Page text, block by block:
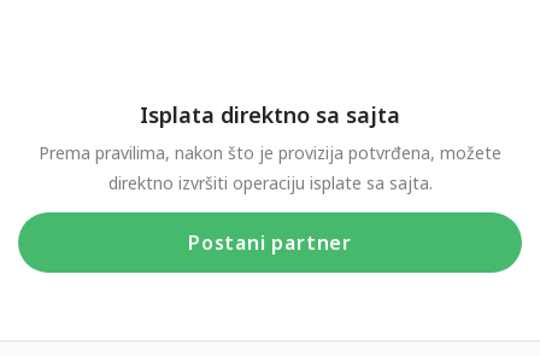
Isplata direktno sa sajta
Prema pravilima, nakon što je provizija potvrđena, možete
direktno izvršiti operaciju isplate sa sajta.
Postani partner